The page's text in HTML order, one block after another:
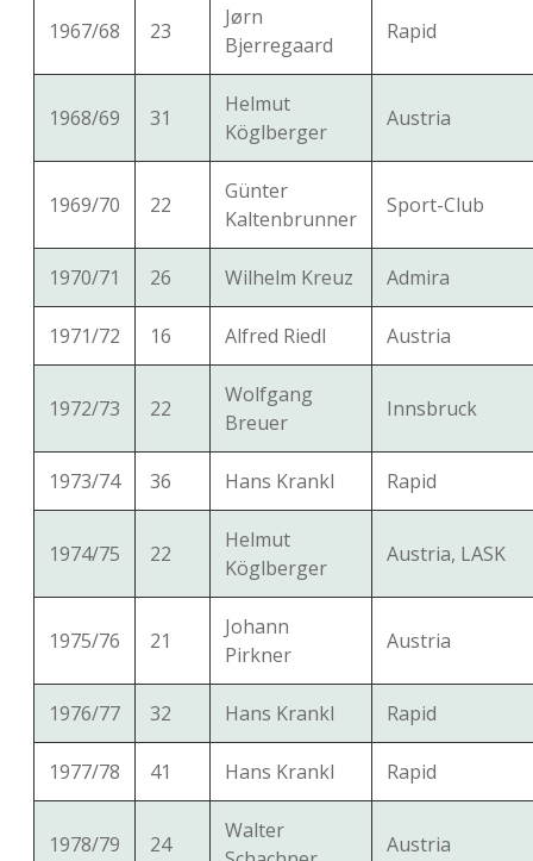
1967/68 23
Jørn
Bjerregaard
Rapid
1968/69 31
Helmut
Köglberger
Austria
1969/70 22
Günter
Kaltenbrunner
Sport-Club
1970/71 26 Wilhelm Kreuz Admira
1971/72 16 Alfred Riedl Austria
1972/73 22
Wolfgang
Breuer
Innsbruck
1973/74 36 Hans Krankl Rapid
1974/75 22
Helmut
Köglberger
Austria, LASK
1975/76 21
Johann
Pirkner
Austria
1976/77 32 Hans Krankl Rapid
1977/78 41 Hans Krankl Rapid
1978/79 24
Walter
Austria